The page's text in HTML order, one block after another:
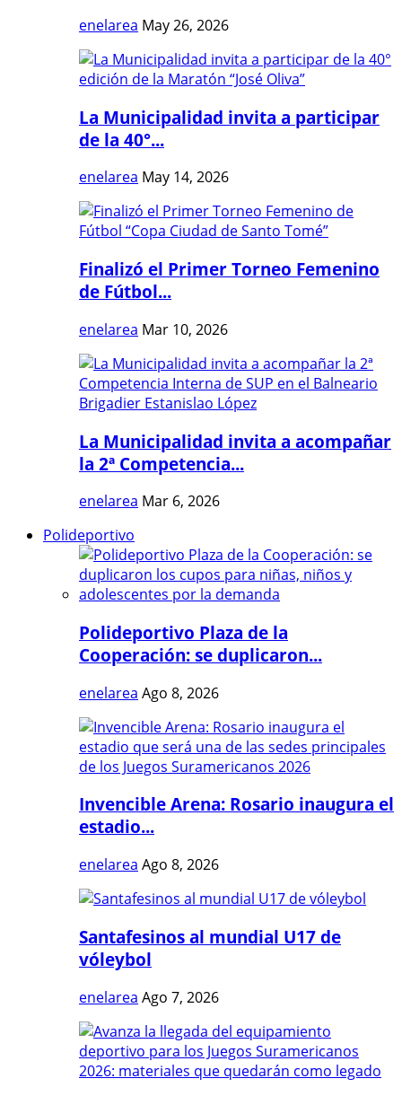
enelarea May 26, 2026
La Municipalidad invita a participar
de la 40°...
enelarea May 14, 2026
Finalizó el Primer Torneo Femenino
de Fútbol...
enelarea Mar 10, 2026
La Municipalidad invita a acompañar
la 2ª Competencia...
enelarea Mar 6, 2026
Polideportivo
Polideportivo Plaza de la
Cooperación: se duplicaron...
enelarea Ago 8, 2026
Invencible Arena: Rosario inaugura el
estadio...
enelarea Ago 8, 2026
Santafesinos al mundial U17 de
vóleybol
enelarea Ago 7, 2026